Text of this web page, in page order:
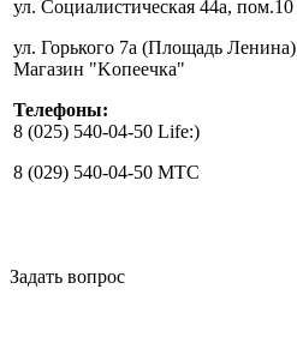
ул. Социалистическая 44а, пом.10
ул. Горького 7а (Площадь Ленина)
Магазин "Kопеечка"
Телефоны:
8 (025) 540-04-50 Life:)
8 (029) 540-04-50 MTC
Задать вопрос